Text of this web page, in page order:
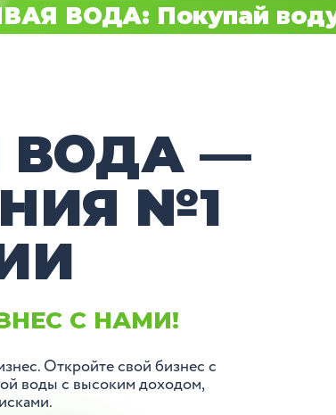
ВОДА: Покупай
—
№1
С НАМИ!
Откройте свой бизнес с
воды с высоким доходом,